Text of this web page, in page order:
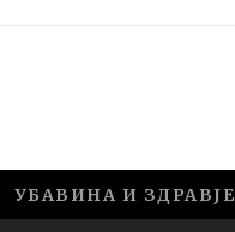
УБАВИНА И ЗДРАВЈЕ